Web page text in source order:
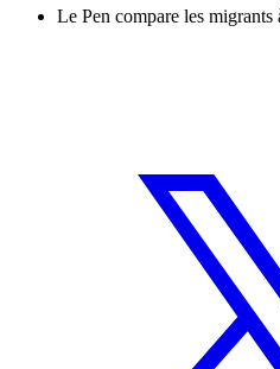
Le Pen compare les migrants